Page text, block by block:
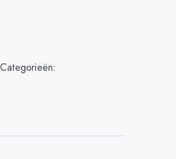
Categorieën: